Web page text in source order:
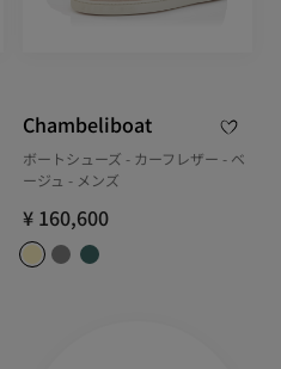
Chambeliboat
ボートシューズ - カーフレザー - ベ
ージュ - メンズ
¥ 160,600